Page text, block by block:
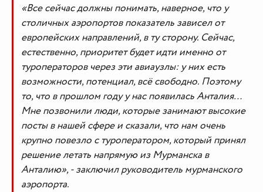
«Все сейчас должны понимать, наверное, что у
столичных аэропортов показатель зависел от
европейских направлений, в ту сторону. Сейчас,
естественно, приоритет будет идти именно от
туроператоров через эти авиаузлы: у них есть
возможности, потенциал, всё свободно. Поэтому
то, что в прошлом году у нас появилась Анталия…
Мне позвонили люди, которые занимают высокие
посты в нашей сфере и сказали, что нам очень
крупно повезло с туроператором, который принял
решение летать напрямую из Мурманска в
Анталию», - заключил руководитель мурманского
аэропорта.